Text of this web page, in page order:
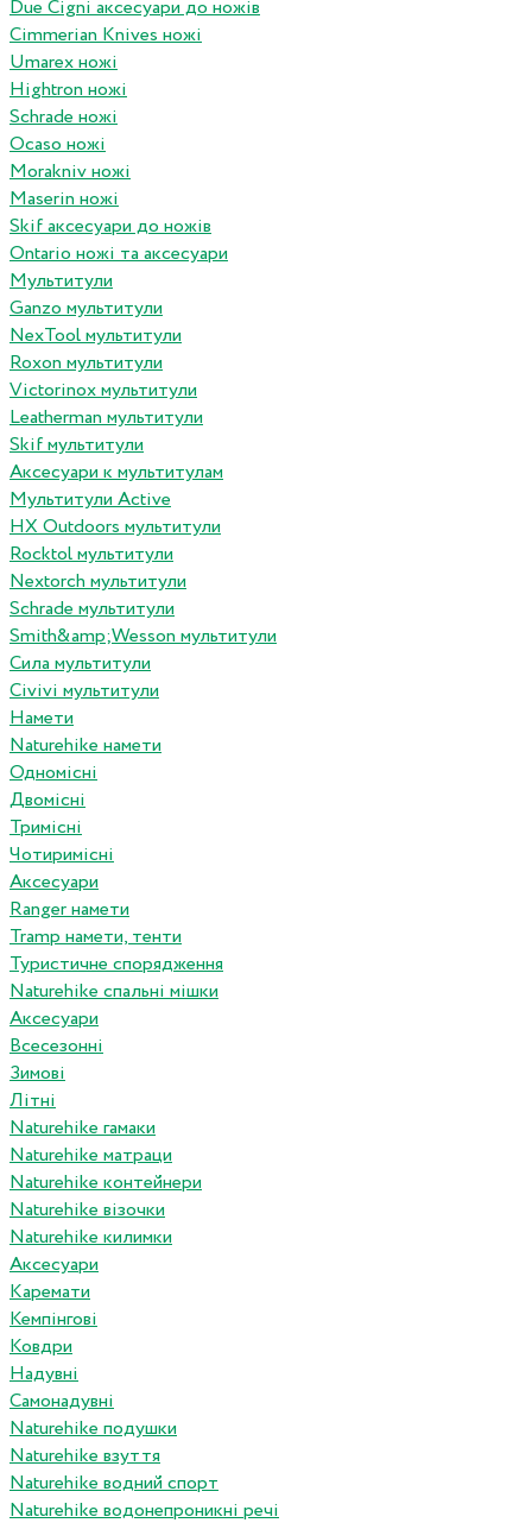
Due Cigni аксесуари до ножів
Cimmerian Knives ножі
Umarex ножі
Hightron ножі
Schrade ножі
Ocaso ножі
Morakniv ножі
Maserin ножі
Skif аксесуари до ножів
Ontario ножі та аксесуари
Мультитули
Ganzo мультитули
NexTool мультитули
Roxon мультитули
Victorinox мультитули
Leatherman мультитули
Skif мультитули
Аксесуари к мультитулам
Мультитули Active
HX Outdoors мультитули
Rocktol мультитули
Nextorch мультитули
Schrade мультитули
Smith&amp;Wesson мультитули
Сила мультитули
Civivi мультитули
Намети
Naturehike намети
Одномісні
Двомісні
Тримісні
Чотиримісні
Аксесуари
Ranger намети
Tramp намети, тенти
Туристичне спорядження
Naturehike спальні мішки
Аксесуари
Всесезонні
Зимові
Літні
Naturehike гамаки
Naturehike матраци
Naturehike контейнери
Naturehike візочки
Naturehike килимки
Аксесуари
Каремати
Кемпінгові
Ковдри
Надувні
Самонадувні
Naturehike подушки
Naturehike взуття
Naturehike водний спорт
Naturehike водонепроникні речі